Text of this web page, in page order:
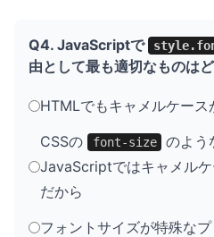
Q4. JavaScriptで
由として最も適切なものは
HTMLでもキャメルケース
CSSの
font-size
のよう
JavaScriptではキャメル
だから
フォントサイズが特殊な